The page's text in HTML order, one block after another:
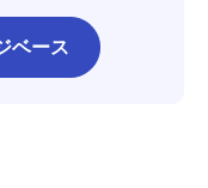
、Jamf）
ベース